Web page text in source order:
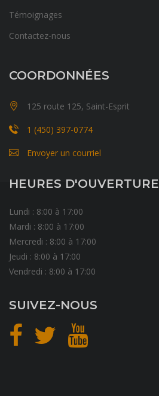
Témoignages
Contactez-nous
COORDONNÉES
125 route 125, Saint-Esprit
1 (450) 397-0774
Envoyer un courriel
HEURES D'OUVERTURE
Lundi : 8:00 à 17:00
Mardi : 8:00 à 17:00
Mercredi : 8:00 à 17:00
Jeudi : 8:00 à 17:00
Vendredi : 8:00 à 17:00
SUIVEZ-NOUS